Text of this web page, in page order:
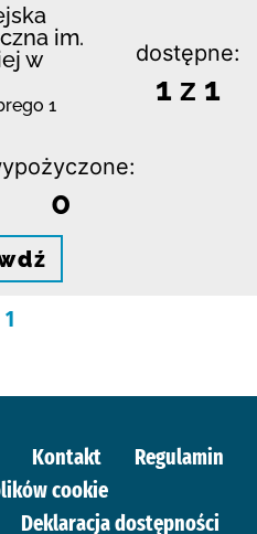
im.
w
1
dostępne:
1 z 1
0
1
Kontakt
Regulamin
cookie
Deklaracja dostępności